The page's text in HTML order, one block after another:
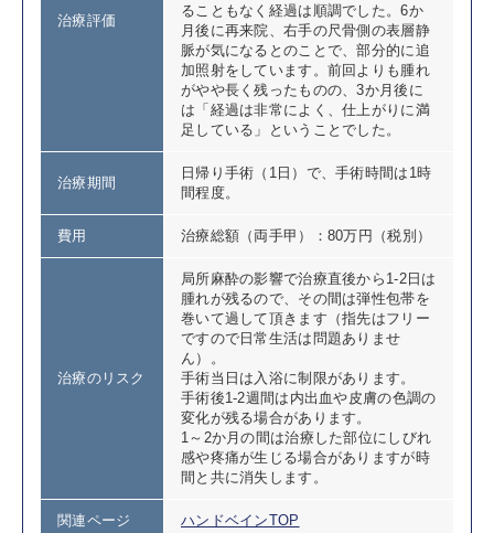
治療評価
ることもなく経過は順調でした。6か
月後に再来院、右手の尺骨側の表層静
脈が気になるとのことで、部分的に追
加照射をしています。前回よりも腫れ
がやや長く残ったものの、3か月後に
は「経過は非常によく、仕上がりに満
足している」ということでした。
治療期間
日帰り手術（1日）で、手術時間は1時
間程度。
費用 治療総額（両手甲）：80万円（税別）
治療のリスク
局所麻酔の影響で治療直後から1-2日は
腫れが残るので、その間は弾性包帯を
巻いて過して頂きます（指先はフリー
ですので日常生活は問題ありませ
ん）。
手術当日は入浴に制限があります。
手術後1-2週間は内出血や皮膚の色調の
変化が残る場合があります。
1～2か月の間は治療した部位にしびれ
感や疼痛が生じる場合がありますが時
間と共に消失します。
関連ページ ハンドベインTOP